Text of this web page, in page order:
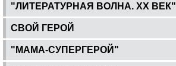
"ЛИТЕРАТУРНАЯ ВОЛНА. ХХ ВЕК"
СВОЙ ГЕРОЙ
"МАМА-СУПЕРГЕРОЙ"